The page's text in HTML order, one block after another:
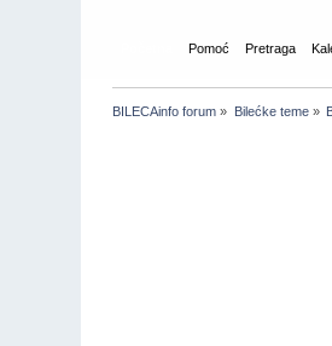
Pomoć Pretraga
BILECAinfo forum » Bilećke teme»